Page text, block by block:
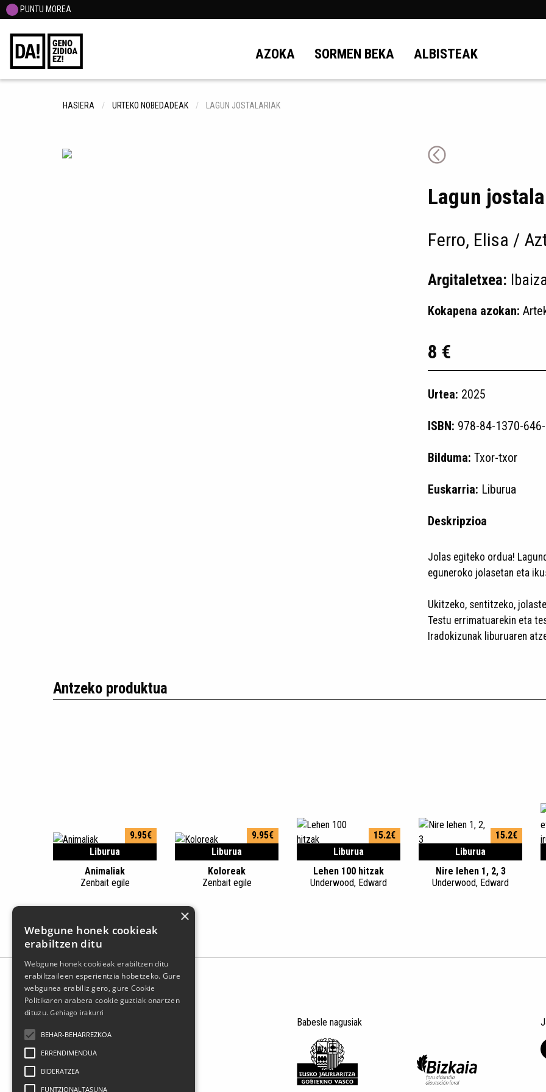
PUNTU MOREA
AZOKA SORMEN BEKA ALBISTEAK
HASIERA URTEKO NOBEDADEAK LAGUN JOSTALARIAK
Lagun
Ferro, Elisa /
Argitaletxea:
Kokapena azokan:
8 €
Urtea: 2025
ISBN: 978-84-1370-
Bilduma: Txor-txor
Euskarria: Liburua
Deskripzioa
Jolas egiteko ordua!
eguneroko jolasetan eta
Ukitzeko, sentitzeko,
Testu errimatuarekin eta
Iradokizunak liburuaren
Antzeko produktua
Liburua
9.95€
Animaliak
Zenbait egile
Liburua
9.95€
Koloreak
Zenbait egile
Liburua
15.2€
Lehen 100 hitzak
Underwood, Edward
Liburua
15.2€
Nire lehen 1, 2, 3
Underwood, Edward
Babesle nagusiak
×
Webgune honek cookieak
erabiltzen ditu
Webgune honek cookieak erabiltzen ditu
erabiltzaileen esperientzia hobetzeko. Gure
webgunea erabiliz gero, gure Cookie
Politikaren arabera cookie guztiak onartzen
dituzu.Gehiago irakurri
BEHAR-BEHARREZKOA
ERRENDIMENDUA
BIDERATZEA
FUNTZIONALTASUNA